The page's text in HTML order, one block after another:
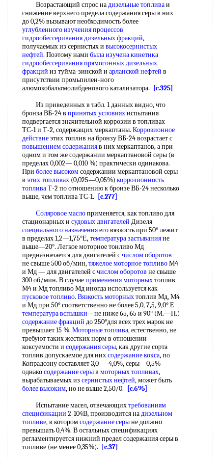
Возрастающий спрос надизельные топливаи
снижение верхнего предела содержания серы в них
до 0,2% вызывают необходимость более
углубленного изученияпроцессов
гидрообессериваниядизельных фракций,
получаемых из сернистых и высокосернистых
нефтей. Поэтому нами былаизучена кинетика
гидрообессеривания прямогонныхдизельных
фракций из туйма-зинской и арланской нефтей в
присутствии промьпилен-ного
алюмокобальтмолибденового катализатора.
[c.325]
Из приведенных в табл. 1 данных видно, что
бронза ВБ-24 в принятых условияхиспытания
подвергается значительной коррозии в топливах
ТС-1 и Т-2, содержащих меркаптаны. Коррозионное
действиеэтих топлив на бронзу ВБ-24 возрастает с
повышением содержанияв них меркаптанов, а при
одном и том же содержании меркаптановой серы (в
пределах 0,002— 0,010 %) практически одинакова.
При более высокомсодержании меркаптановой серы
в этих топливах (0,025—0,05%) коррозионность
топливаТ-2 по отношению к бронзе ВБ-24 несколько
выше, чем топлива ТС-1.
[c.277]
Соляровое маслоприменяется, как топливо для
стационарных и судовых двигателей Дизеля
специального назначенияего вязкость при 50° лежит
в пределах 1,2—1,75°Е,температура застыванияне
выше—20°. Легкое моторное тонливо Мд
предназначается для двигателей счислом оборотов
не свыше 500 об/мин,тяжелое моторное топливоМ4
и Мд — для двигателей счислом оборотов не свыше
300 об/мин. В случаеприменения моторныхтоплив
М4 и Мд топливо Мд иногда используется как
пусковое топливо. Вязкость моторныхтоплив Мд, М4
и Мд при 50° соответственно не более 5,0, 7,5, 9,0° Е
температура вспышки—не ниже 65, 65 и 90° (М.—П.)
содержание фракций до 250°для всех трех марок не
превышает 15 %. Моторные топлива, естественно, не
требуют таких жестких норм в отношении
коксуемости и содержания серы, как другие сорта
топлив допускаемое для нихсодержание кокса, по
Копрадсону составляет 3,0 — 4,0%, серы—0,5%
однакосодержание серыв моторных топливах,
вырабатываемых из сернистых нефтей, может быть
более высоким, но не выше 2,50/0.
[c.695]
Испытание масел, отвечающихтребованиям
спецификации 2-104В, производится надизельном
топливе, в которомсодержание серыне должно
превышать 0,4%. В остальных спецификациях
регламентируется нижний предел содержания серы в
топливе (не менее 0,35%).
[c.37]